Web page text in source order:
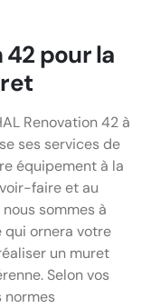
42 pour la
Renovation 42 à
ses services de
équipement à la
faire et au
sommes à
qui ornera votre
un muret
Selon vos
normes